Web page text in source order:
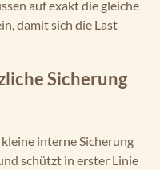
auf exakt die gleiche
damit sich die Last
Sicherung
interne Sicherung
schützt in erster Linie